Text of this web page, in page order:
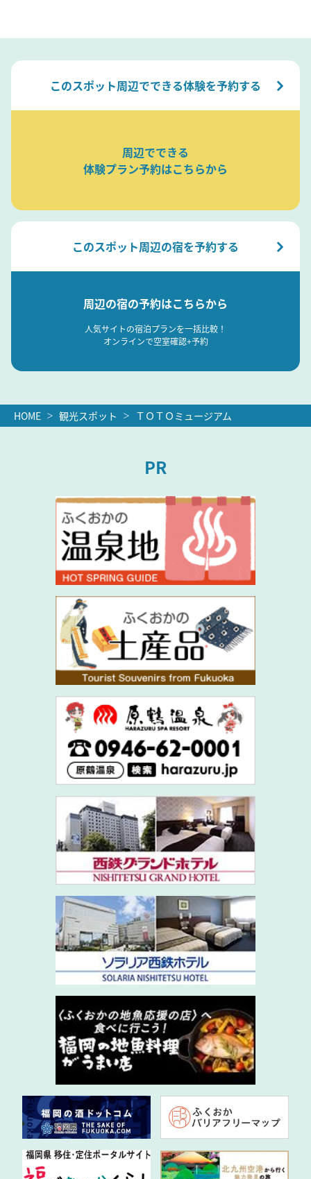
このスポット周辺でできる体験を予約する
周辺でできる
体験プラン予約はこちらから
このスポット周辺の宿を予約する
周辺の宿の予約はこちらから
人気サイトの宿泊プランを一括比較！
オンラインで空室確認+予約
HOME 観光スポット ＴＯＴＯミュージアム
PR